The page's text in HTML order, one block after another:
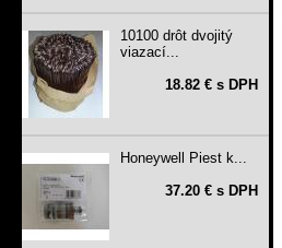
10100 drôt dvojitý
viazací...
18.82 € s DPH
Honeywell Piest k...
37.20 € s DPH